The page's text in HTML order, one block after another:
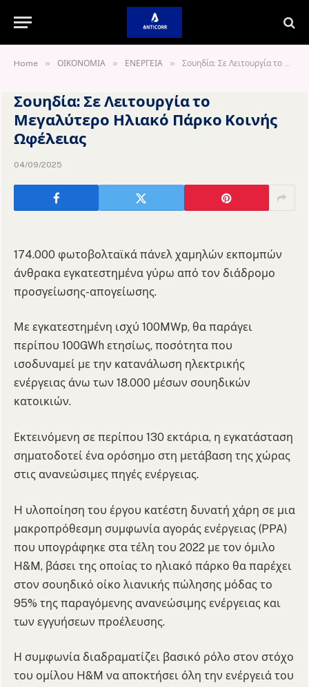
Home » ΟΙΚΟΝΟΜΙΑ » ΕΝΕΡΓΕΙΑ » Σουηδία: Σε Λειτουργία το Μεγαλύτερο Ηλιακό Πάρκο Κοινής Ωφέλειας
Σουηδία: Σε Λειτουργία το
Μεγαλύτερο Ηλιακό Πάρκο Κοινής
Ωφέλειας
04/09/2025
174.000 φωτοβολταϊκά πάνελ χαμηλών εκπομπών
άνθρακα εγκατεστημένα γύρω από τον διάδρομο
προσγείωσης-απογείωσης.
Με εγκατεστημένη ισχύ 100MWp, θα παράγει
περίπου 100GWh ετησίως, ποσότητα που
ισοδυναμεί με την κατανάλωση ηλεκτρικής
ενέργειας άνω των 18.000 μέσων σουηδικών
κατοικιών.
Εκτεινόμενη σε περίπου 130 εκτάρια, η εγκατάσταση
σηματοδοτεί ένα ορόσημο στη μετάβαση της χώρας
στις ανανεώσιμες πηγές ενέργειας.
H υλοποίηση του έργου κατέστη δυνατή χάρη σε μια
μακροπρόθεσμη συμφωνία αγοράς ενέργειας (PPA)
που υπογράφηκε στα τέλη του 2022 με τον όμιλο
H&M, βάσει της οποίας το ηλιακό πάρκο θα παρέχει
στον σουηδικό οίκο λιανικής πώλησης μόδας το
95% της παραγόμενης ανανεώσιμης ενέργειας και
των εγγυήσεων προέλευσης.
Η συμφωνία διαδραματίζει βασικό ρόλο στον στόχο
του ομίλου H&M να αποκτήσει όλη την ενέργειά του